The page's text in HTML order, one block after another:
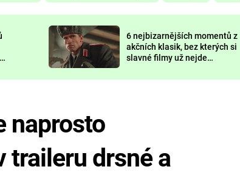
6 nejbizarnějších momentů z
akčních klasik, bez kterých si
slavné filmy už nejde
naprosto
traileru drsné a